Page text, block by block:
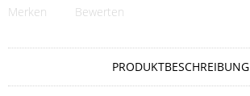
Merken Bewerten
PRODUKTBESCHREIBUNG